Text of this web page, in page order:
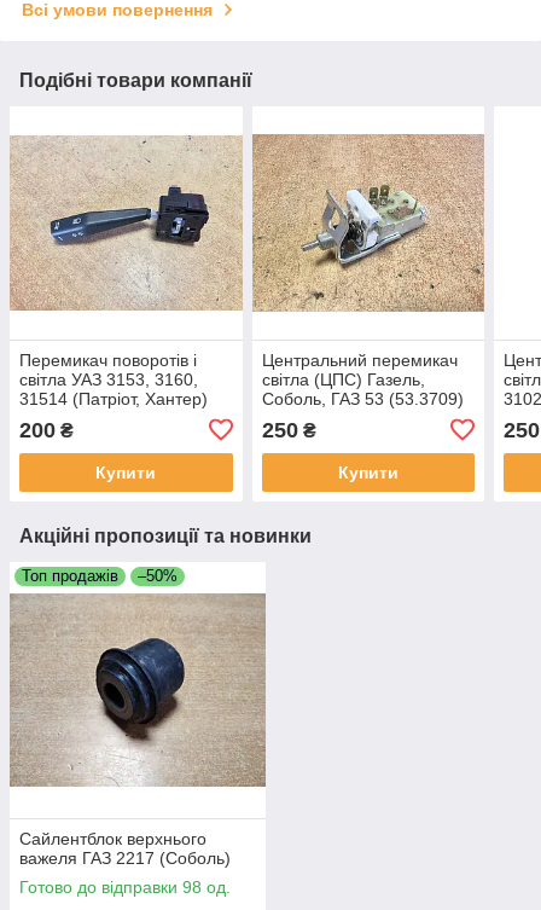
Всі умови повернення
Подібні товари компанії
Перемикач поворотів і
світла УАЗ 3153, 3160,
31514 (Патріот, Хантер)
200 ₴
Купити
Центральний перемикач
світла (ЦПС) Газель,
Соболь, ГАЗ 53 (53.3709)
250₴
Купити
250
Акційні пропозиції та новинки
Топ продажів –50%
Сайлентблок верхнього
важеля ГАЗ 2217 (Соболь)
Готово до відправки 98 од.